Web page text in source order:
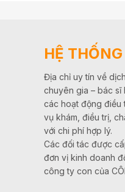
HỆ
Địa chỉ uy tín về
chuyên gia – bác sĩ
các hoạt động điều
vụ khám, điều trị,
với chi phí hợp lý.
Các đối tác được
đơn vị kinh doanh
công ty con của